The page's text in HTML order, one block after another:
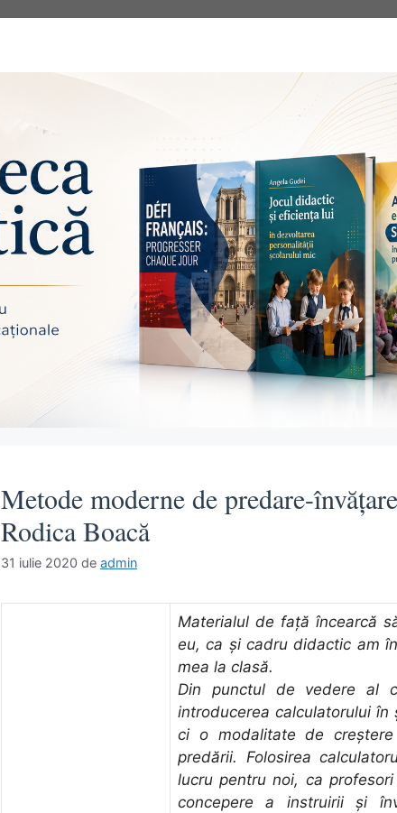
Metode moderne de predare-
Rodica Boacă
31 iulie 2020 de admin
Materialul de faţă încearcă
eu, ca și cadru didactic am
mea la clasă.
Din punctul de vedere al
introducerea calculatorului în
ci o modalitate de
predării. Folosirea
lucru pentru noi, ca
concepere a instruirii și